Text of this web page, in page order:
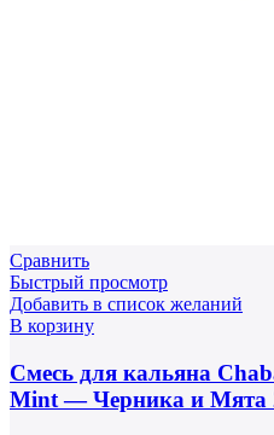
Сравнить
Быстрый просмотр
Добавить в список желаний
В корзину
Смесь для кальяна
Mint — Черника и Мята